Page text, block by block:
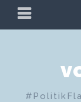
Zum
PRIMÄRES
MENÜ